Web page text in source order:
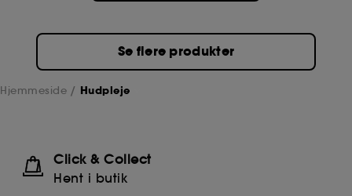
Se flere produkter
Hjemmeside Hudpleje
Click & Collect
Hent i butik